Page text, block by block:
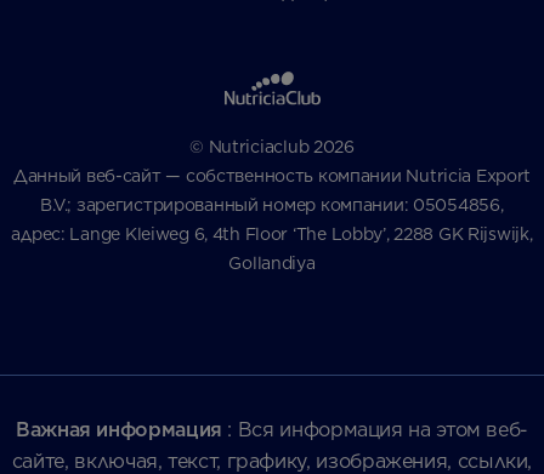
© Nutriciaclub 2026
Данный веб-сайт — собственность компании Nutricia Export
B.V.; зарегистрированный номер компании: 05054856,
адрес: Lange Kleiweg 6, 4th Floor ‘The Lobby’, 2288 GK Rijswijk,
Gollandiya
Важная информация : Вся информация на этом веб-
сайте, включая, текст, графику, изображения, ссылки,